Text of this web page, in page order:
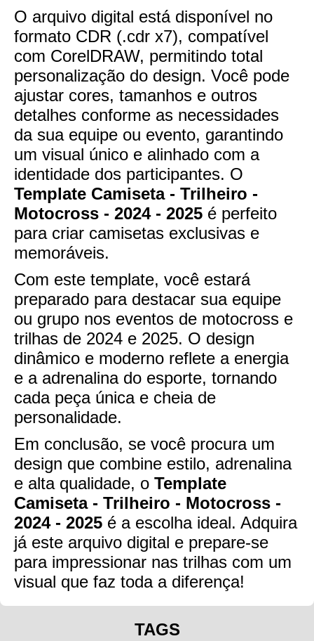
O arquivo digital está disponível no
formato CDR (.cdr x7), compatível
com CorelDRAW, permitindo total
personalização do design. Você pode
ajustar cores, tamanhos e outros
detalhes conforme as necessidades
da sua equipe ou evento, garantindo
um visual único e alinhado com a
identidade dos participantes. O
Template Camiseta - Trilheiro -
Motocross - 2024 - 2025 é perfeito
para criar camisetas exclusivas e
memoráveis.
Com este template, você estará
preparado para destacar sua equipe
ou grupo nos eventos de motocross e
trilhas de 2024 e 2025. O design
dinâmico e moderno reflete a energia
e a adrenalina do esporte, tornando
cada peça única e cheia de
personalidade.
Em conclusão, se você procura um
design que combine estilo, adrenalina
e alta qualidade, o Template
Camiseta - Trilheiro - Motocross -
2024 - 2025 é a escolha ideal. Adquira
já este arquivo digital e prepare-se
para impressionar nas trilhas com um
visual que faz toda a diferença!
TAGS